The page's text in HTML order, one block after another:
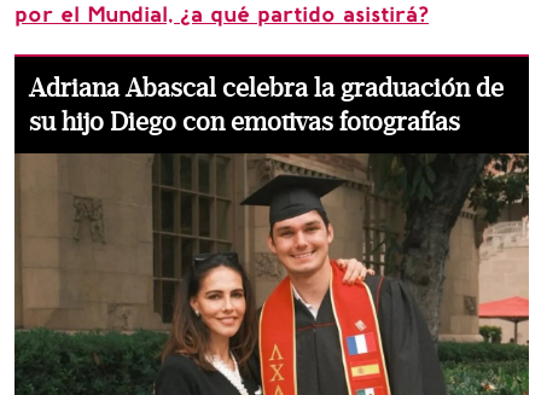
por el Mundial, ¿a qué partido asistirá?
Adriana Abascal celebra la graduación de
su hijo Diego con emotivas fotografías